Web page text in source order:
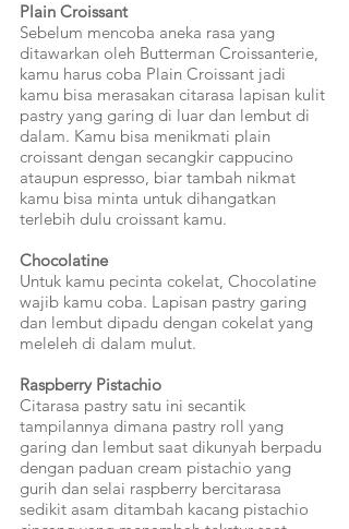
Plain Croissant
Sebelum mencoba aneka rasa yang
ditawarkan oleh Butterman Croissanterie,
kamu harus coba Plain Croissant jadi
kamu bisa merasakan citarasa lapisan kulit
pastry yang garing di luar dan lembut di
dalam. Kamu bisa menikmati plain
croissant dengan secangkir cappucino
ataupun espresso, biar tambah nikmat
kamu bisa minta untuk dihangatkan
terlebih dulu croissant kamu.
Chocolatine
Untuk kamu pecinta cokelat, Chocolatine
wajib kamu coba. Lapisan pastry garing
dan lembut dipadu dengan cokelat yang
meleleh di dalam mulut.
Raspberry Pistachio
Citarasa pastry satu ini secantik
tampilannya dimana pastry roll yang
garing dan lembut saat dikunyah berpadu
dengan paduan cream pistachio yang
gurih dan selai raspberry bercitarasa
sedikit asam ditambah kacang pistachio